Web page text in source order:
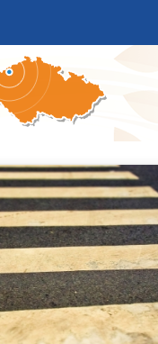
GALERIE